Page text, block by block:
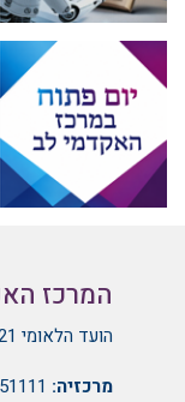
המרכז
הועד הלאומי 21, גבעת מרדכי, ירושלים
מרכזיה: